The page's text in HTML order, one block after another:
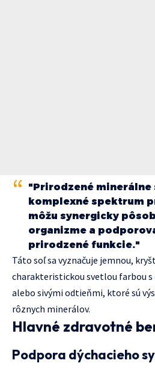
"Prirodzené minerálne
komplexné spektrum
môžu synergicky
organizme a
prirodzené funkcie."
Táto soľ sa vyznačuje jemnou,
charakteristickou svetlou farbou s
alebo sivými odtieňmi, ktoré sú
rôznych minerálov.
Hlavné zdravotné
Podpora dýchacieho